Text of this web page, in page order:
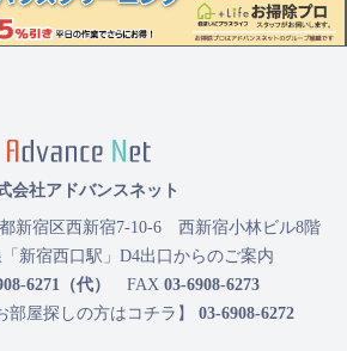
会社アドバンスネット
新宿区西新宿7-10-6 西新宿小林ビル8階
新宿西口駅」D4出口からのご案内
6271（代） FAX 03-6908-6273
屋探しの方はコチラ】 03-6908-6272